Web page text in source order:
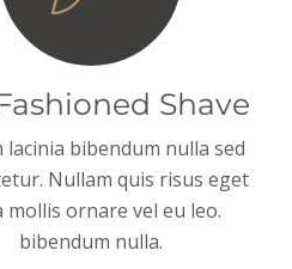
Shave
lacinia bibendum nulla sed
Nullam quis risus eget
mollis ornare vel eu leo.
bibendum nulla.